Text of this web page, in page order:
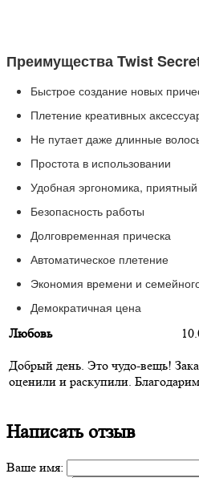
Преимущества Twist
Быстрое создание новых
Плетение креативных
Не путает даже длинные
Простота в использовании
Удобная эргономика,
Безопасность работы
Долговременная прическа
Автоматическое плетение
Экономия времени и
Демократичная цена
Любовь
Добрый день. Это чудо-вещь!
оценили и раскупили. Благодарим
Написать отзыв
Ваше имя: